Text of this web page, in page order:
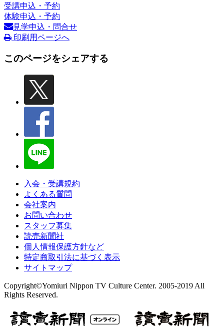
受講申込・予約
体験申込・予約
見学申込・問合せ
印刷用ページへ
このページをシェアする
入会・受講規約
よくある質問
会社案内
お問い合わせ
スタッフ募集
読売新聞社
個人情報保護方針など
特定商取引法に基づく表示
サイトマップ
Copyright©Yomiuri Nippon TV Culture Center. 2005-2019 All
Rights Reserved.